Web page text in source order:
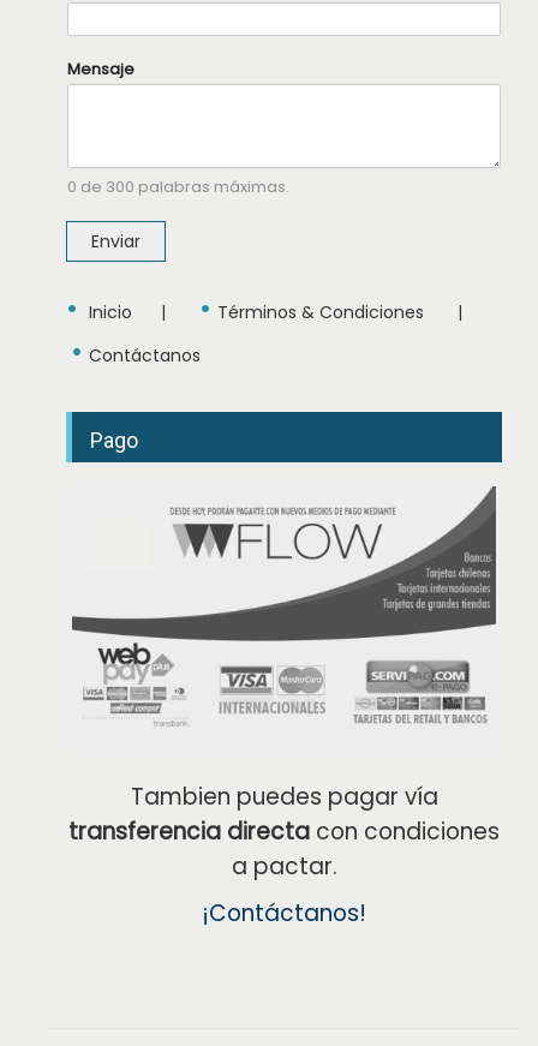
N
o
T
e
é
o
o
e
o
Mensaje
0 de 300 palabras máximas.
Enviar
• Inicio | • Términos & Condiciones |
• Contáctanos
Pago
Tambien puedes pagar vía
transferencia directa con condiciones
a pactar.
¡Contáctanos!